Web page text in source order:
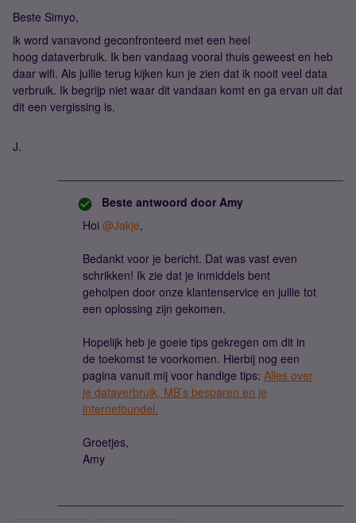
Beste Simyo,
ik word vanavond geconfronteerd met een heel
hoog dataverbruik. Ik ben vandaag vooral thuis geweest en heb
daar wifi. Als jullie terug kijken kun je zien dat ik nooit veel data
verbruik. Ik begrijp niet waar dit vandaan komt en ga ervan uit dat
dit een vergissing is.
J.
Beste antwoord door Amy
Hoi @Jakje,
Bedankt voor je bericht. Dat was vast even
schrikken! Ik zie dat je inmiddels bent
geholpen door onze klantenservice en jullie tot
een oplossing zijn gekomen.
Hopelijk heb je goeie tips gekregen om dit in
de toekomst te voorkomen. Hierbij nog een
pagina vanuit mij voor handige tips: Alles over
je dataverbruik, MB’s besparen en je
internetbundel.
Groetjes,
Amy